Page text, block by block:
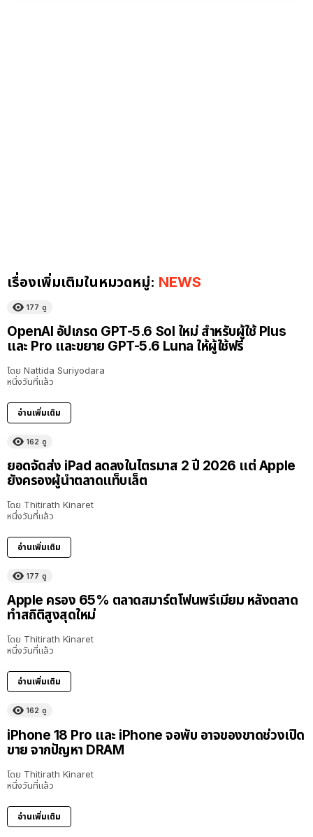
เรื่องเพิ่มเติมในหมวดหมู่: NEWS
177 ดู
OpenAI อัปเกรด GPT-5.6 Sol ใหม่ สำหรับผู้ใช้ Plus
และ Pro และขยาย GPT-5.6 Luna ให้ผู้ใช้ฟรี
โดย Nattida Suriyodara
หนึ่งวันที่แล้ว
อ่านเพิ่มเติม
162 ดู
ยอดจัดส่ง iPad ลดลงในไตรมาส 2 ปี 2026 แต่ Apple
ยังครองผู้นำตลาดแท็บเล็ต
โดย Thitirath Kinaret
หนึ่งวันที่แล้ว
อ่านเพิ่มเติม
177 ดู
Apple ครอง 65% ตลาดสมาร์ตโฟนพรีเมียม หลังตลาด
ทำสถิติสูงสุดใหม่
โดย Thitirath Kinaret
หนึ่งวันที่แล้ว
อ่านเพิ่มเติม
162 ดู
iPhone 18 Pro และ iPhone จอพับ อาจของขาดช่วงเปิด
ขาย จากปัญหา DRAM
โดย Thitirath Kinaret
หนึ่งวันที่แล้ว
อ่านเพิ่มเติม